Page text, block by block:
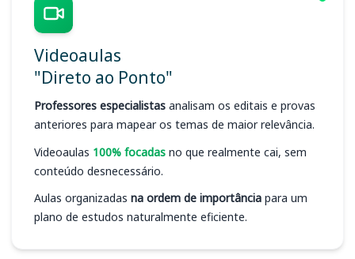
Videoaulas
"Direto ao Ponto"
Professores especialistas analisam os editais e provas
anteriores para mapear os temas de maior relevância.
Videoaulas 100% focadas no que realmente cai, sem
conteúdo desnecessário.
Aulas organizadas na ordem de importância para um
plano de estudos naturalmente eficiente.